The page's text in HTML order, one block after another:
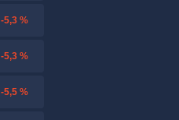
-5,3 %
-5,3 %
-5,5 %